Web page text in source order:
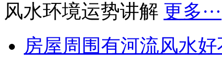
风水环境运势讲解 更多···
房屋周围有河流风水